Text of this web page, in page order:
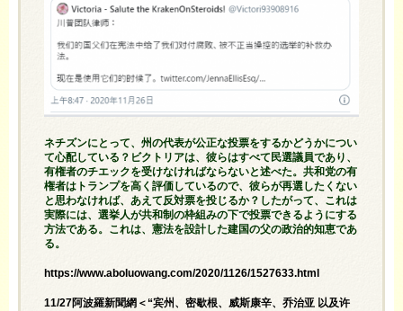
ネチズンにとって、州の代表が公正な投票をするかどうかについ
て心配している？ビクトリアは、彼らはすべて民選議員であり、
有権者のチエックを受けなければならないと述べた。共和党の有
権者はトランプを高く評価しているので、彼らが再選したくない
と思わなければ、あえて反対票を投じるか？したがって、これは
実際には、選挙人が共和制の枠組みの下で投票できるようにする
方法である。これは、憲法を設計した建国の父の政治的知恵であ
る。
https://www.aboluowang.com/2020/1126/1527633.html
11/27阿波羅新聞網＜“宾州、密歇根、威斯康辛、乔治亚 以及许